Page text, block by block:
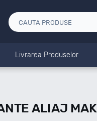
Livrarea Produselor
ALIAJ